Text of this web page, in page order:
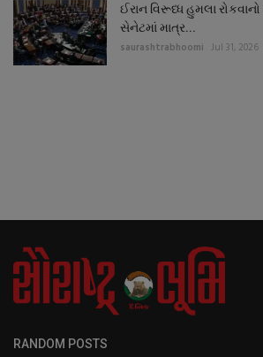
ઈરાન વિરૂધ્ધ હુમલા
સેનેટમાં માત્ર...
saurashtrabhoomi Jul 31, 2026
RANDOM POSTS